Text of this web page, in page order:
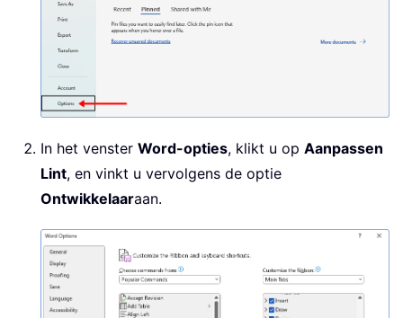
In het venster Word-opties, klikt u op Aanpassen
Lint, en vinkt u vervolgens de optie
Ontwikkelaaraan.